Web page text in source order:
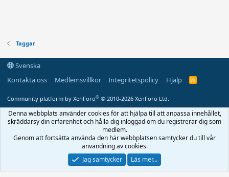
Taggar
Svenska
Kontakta oss
Medlemsvillkor Integritetspolicy Hjälp
R
S
Community platform by XenForo® © 2010-2026 XenForo Ltd.
Denna webbplats använder cookies för att hjälpa till att anpassa innehållet,
skräddarsy din erfarenhet och hålla dig inloggad om du registrerar dig som
medlem.
Genom att fortsätta använda den här webbplatsen samtycker du till vår
användning av cookies.
Jag samtycker
Läs mer...